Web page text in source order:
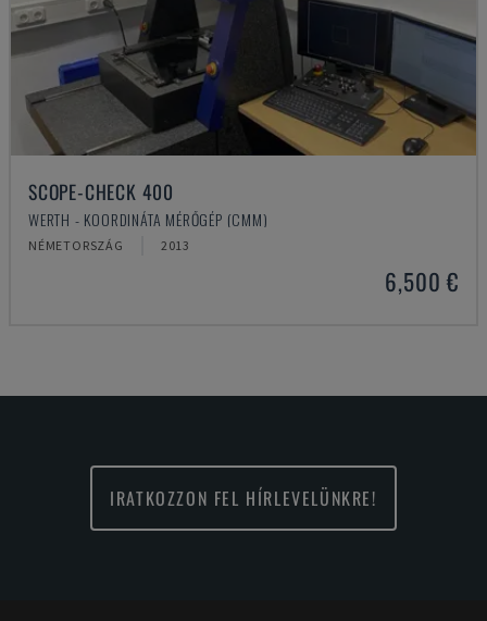
SCOPE-CHECK 400
WERTH - KOORDINÁTA MÉRŐGÉP (CMM)
NÉMETORSZÁG 2013
6,500 €
IRATKOZZON FEL HÍRLEVELÜNKRE!